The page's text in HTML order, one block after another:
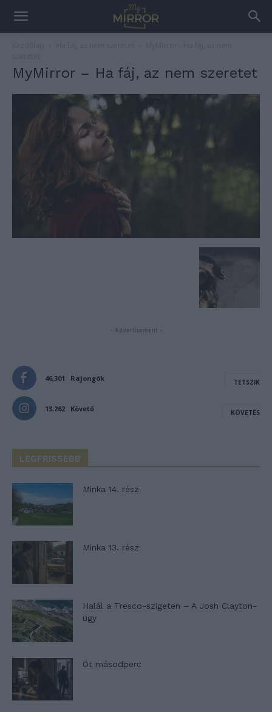
MyMirror – Ha fáj, az nem szeretet
- Advertisement -
46,301 Rajongók TETSZIK
13,262 Követő KÖVETÉS
LEGFRISSEBB
Minka 14. rész
Minka 13. rész
Halál a Tresco-szigeten – A Josh Clayton-
ügy
Öt másodperc